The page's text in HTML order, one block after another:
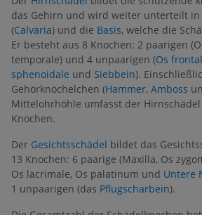
das Gehirn und wird weiter unterteilt in
(Calvaria) und die Basis, welche die
Er besteht aus 8 Knochen: 2 paarigen
temporale) und 4 unpaarigen (Os
sphenoidale und Siebbein).
Gehörknöchelchen (Hammer, Amboss
Mittelohrhöhle umfasst der
Knochen.
Der Gesichtsschädel bildet das
13 Knochen: 6 paarige (Maxilla, Os
Os lacrimale, Os palatinum und Untere
1 unpaarigen (das Pflugscharbein).